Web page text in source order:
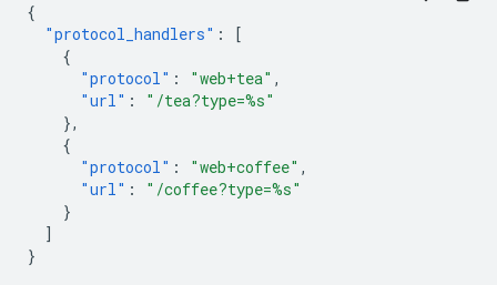
{
"protocol_handlers" :
[
{
"protocol" : "web+tea" ,
"url" :
"/tea?type=%s"
},
{
"protocol" : "web+coffee" ,
"url" :
"/coffee?type=%s"
}
]
}